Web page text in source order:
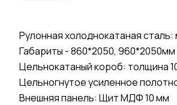
Рулонная холоднокатаная
Габариты - 860*2050, 960*2050мм
Цельнокатаный короб: толщина
Цельногнутое усиленное
Внешняя панель: Щит МДФ 10 мм